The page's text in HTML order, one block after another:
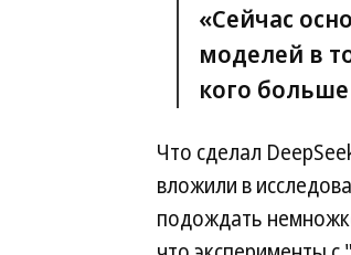
«Сейчас
моделей в
кого
Что сделал
вложили в
подождать